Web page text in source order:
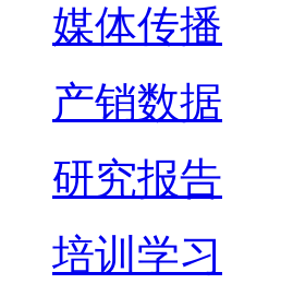
媒体传播
产销数据
研究报告
培训学习